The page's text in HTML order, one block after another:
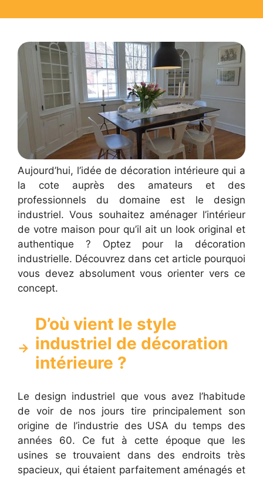
Aujourd’hui, l’idée de décoration intérieure qui a
la cote auprès des amateurs et des
professionnels du domaine est le design
industriel. Vous souhaitez aménager l’intérieur
de votre maison pour qu’il ait un look original et
authentique ? Optez pour la décoration
industrielle. Découvrez dans cet article pourquoi
vous devez absolument vous orienter vers ce
concept.
D’où vient le style
industriel de décoration
intérieure ?
Le design industriel que vous avez l’habitude
de voir de nos jours tire principalement son
origine de l’industrie des USA du temps des
années 60. Ce fut à cette époque que les
usines se trouvaient dans des endroits très
spacieux, qui étaient parfaitement aménagés et